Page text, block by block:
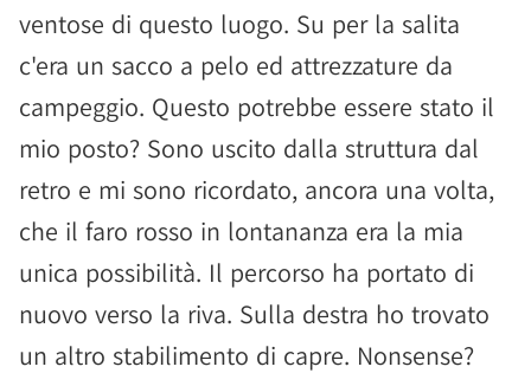
ventose di questo luogo. Su per la salita
c'era un sacco a pelo ed attrezzature da
campeggio. Questo potrebbe essere stato il
mio posto? Sono uscito dalla struttura dal
retro e mi sono ricordato, ancora una volta,
che il faro rosso in lontananza era la mia
unica possibilità. Il percorso ha portato di
nuovo verso la riva. Sulla destra ho trovato
un altro stabilimento di capre. Nonsense?